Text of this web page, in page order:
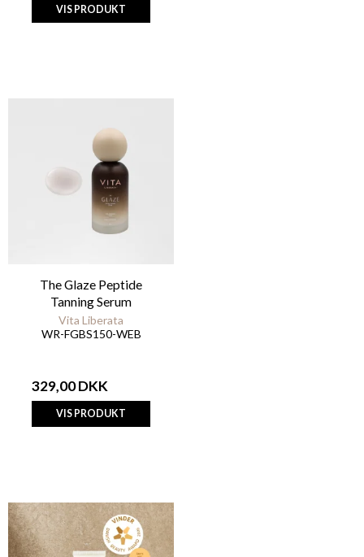
VIS PRODUKT
The Glaze Peptide
Tanning Serum
Vita Liberata
WR-FGBS150-WEB
329,00 DKK
VIS PRODUKT